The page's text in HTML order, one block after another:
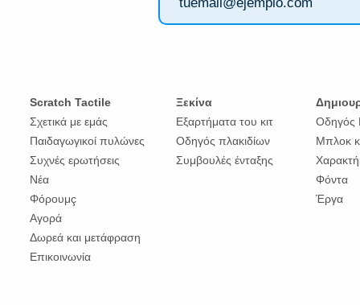
Scratch Tactile
Σχετικά με εμάς
Παιδαγωγικοί πυλώνες
Συχνές ερωτήσεις
Νέα
Φόρουμç
Αγορά
Δωρεά και μετάφραση
Επικοινωνία
Ξεκίνα
Εξαρτήματα του κιτ
Οδηγός πλακιδίων
Συμβουλές ένταξης
Οδηγός
Μπλοκ
Φόντα
Έργα